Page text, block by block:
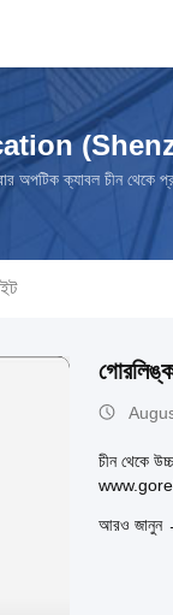
অপটিক ক্যাবল চীন থেকে
চীন থেকে
আরও জানুন